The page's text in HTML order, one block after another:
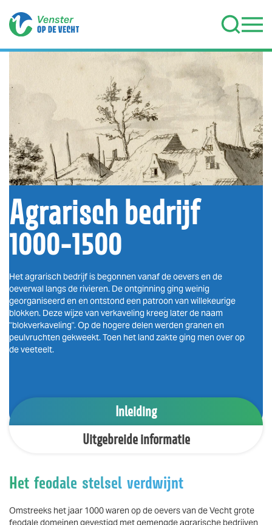
Terug naar hoofdinhoud
Agrarisch bedrijf
1000-1500
Het agrarisch bedrijf is begonnen vanaf de oevers en de
oeverwal langs de rivieren. De ontginning ging weinig
georganiseerd en en ontstond een patroon van willekeurige
blokken. Deze wijze van verkaveling kreeg later de naam
"blokverkaveling". Op de hogere delen werden granen en
peulvruchten gekweekt. Toen het land zakte ging men over op
de veeteelt.
Inleiding
Uitgebreide informatie
Het feodale stelsel verdwijnt
Omstreeks het jaar 1000 waren op de oevers van de Vecht grote
feodale domeinen gevestigd met gemengde agrarische bedrijven